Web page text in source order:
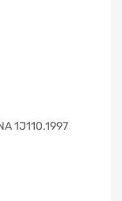
1J110.1997